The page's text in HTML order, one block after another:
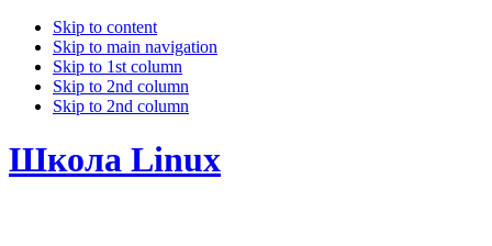
Skip to content
Skip to main navigation
Skip to 1st column
Skip to 2nd column
Skip to 2nd column
Школа Linux